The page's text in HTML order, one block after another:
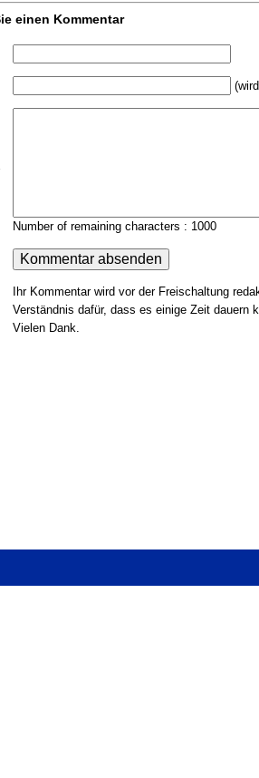
einen Kommentar
Number of remaining characters : 1000
Ihr Kommentar wird vor der Freischaltung
Verständnis dafür, dass es einige Zeit
Vielen Dank.